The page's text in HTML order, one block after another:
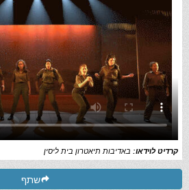
קרדיט לוידאו: באדיבות תיאטרון בית ליסין
שתף